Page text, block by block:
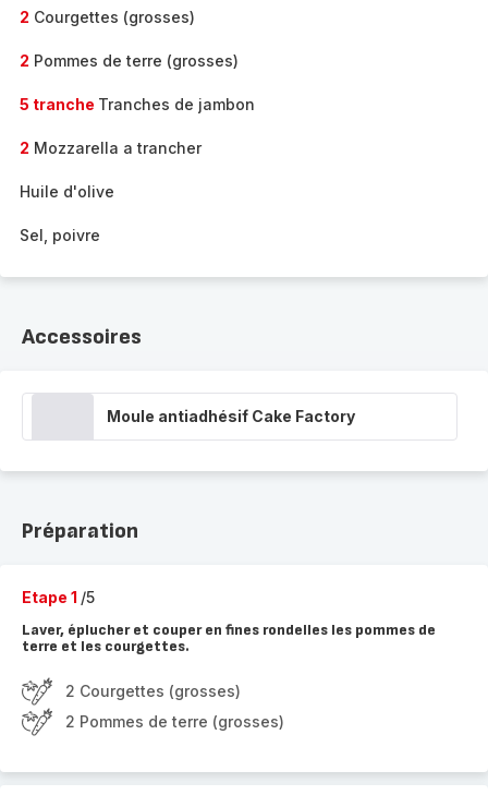
2 Courgettes (grosses)
2 Pommes de terre (grosses)
5 tranche Tranches de jambon
2 Mozzarella a trancher
Huile d'olive
Sel, poivre
Accessoires
Moule antiadhésif Cake Factory
Préparation
Etape 1 /5
Laver, éplucher et couper en fines rondelles les pommes de
terre et les courgettes.
2 Courgettes (grosses)
2 Pommes de terre (grosses)